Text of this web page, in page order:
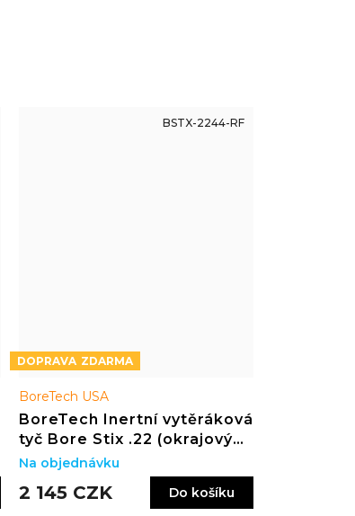
ZDARMA
BoreTech USA
BoreTech Inertní vytěráková
tyč Bore Stix .22 (okrajový
zápal) délka 44"
2 145 CZK Do košíku
Na objednávku
BSTX-2244-RF